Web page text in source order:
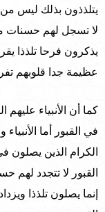
يتلذذون بذلك ليس من
لا تسجل لهم حسنات
يذكرون فرحا تلذذا
عظيمة جدا قلوبهم
كما أن الأنبياء
في القبور أما
الكرام الذين يصلون
القبور لا تتجدد لهم
إنما يصلون تلذذا